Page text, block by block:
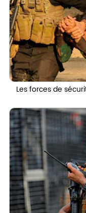
Les forces de